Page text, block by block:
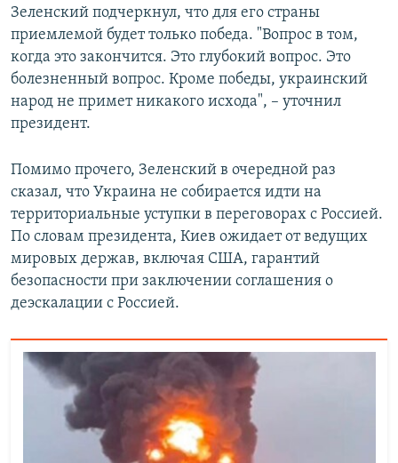
Зеленский подчеркнул, что для его страны
приемлемой будет только победа. "Вопрос в том,
когда это закончится. Это глубокий вопрос. Это
болезненный вопрос. Кроме победы, украинский
народ не примет никакого исхода", – уточнил
президент.
Помимо прочего, Зеленский в очередной раз
сказал, что Украина не собирается идти на
территориальные уступки в переговорах с Россией.
По словам президента, Киев ожидает от ведущих
мировых держав, включая США, гарантий
безопасности при заключении соглашения о
деэскалации с Россией.